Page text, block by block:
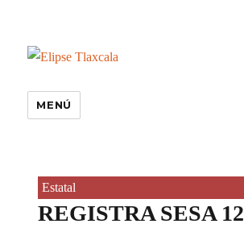
MENÚ
Estatal
REGISTRA SESA 12